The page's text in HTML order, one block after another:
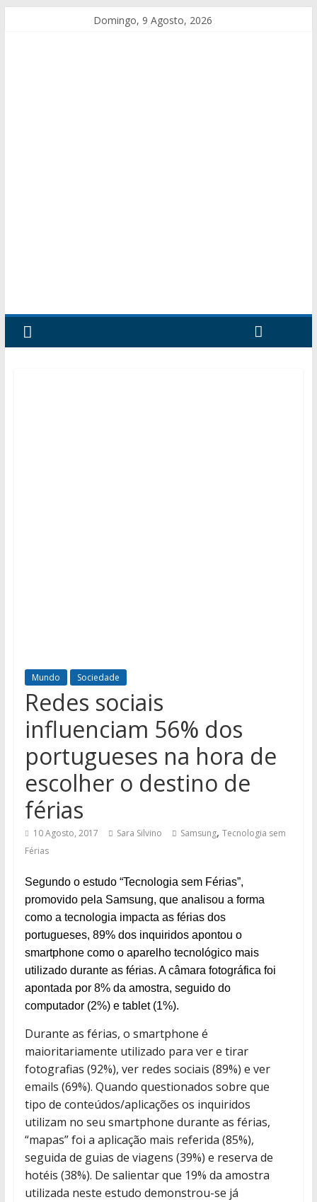
Domingo, 9 Agosto, 2026
Mundo Sociedade
Redes sociais
influenciam 56% dos
portugueses na hora de
escolher o destino de
férias
10 Agosto, 2017 Sara Silvino Samsung, Tecnologia sem
Férias
Segundo o estudo “Tecnologia sem Férias”,
promovido pela Samsung, que analisou a forma
como a tecnologia impacta as férias dos
portugueses, 89% dos inquiridos apontou o
smartphone como o aparelho tecnológico mais
utilizado durante as férias. A câmara fotográfica foi
apontada por 8% da amostra, seguido do
computador (2%) e tablet (1%).
Durante as férias, o smartphone é
maioritariamente utilizado para ver e tirar
fotografias (92%), ver redes sociais (89%) e ver
emails (69%). Quando questionados sobre que
tipo de conteúdos/aplicações os inquiridos
utilizam no seu smartphone durante as férias,
“mapas” foi a aplicação mais referida (85%),
seguida de guias de viagens (39%) e reserva de
hotéis (38%). De salientar que 19% da amostra
utilizada neste estudo demonstrou-se já